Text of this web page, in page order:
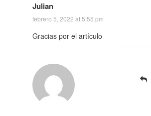
Julian
febrero 5, 2022 at 5:55 pm
Gracias por el artículo